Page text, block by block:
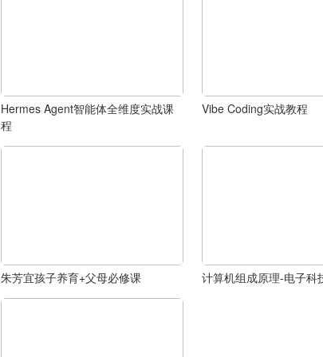
Hermes Agent智能体全维度实战课
程
Vibe Coding实战教程
朱芳宜孩子养育+父母必修课 计算机组成原理-电子科